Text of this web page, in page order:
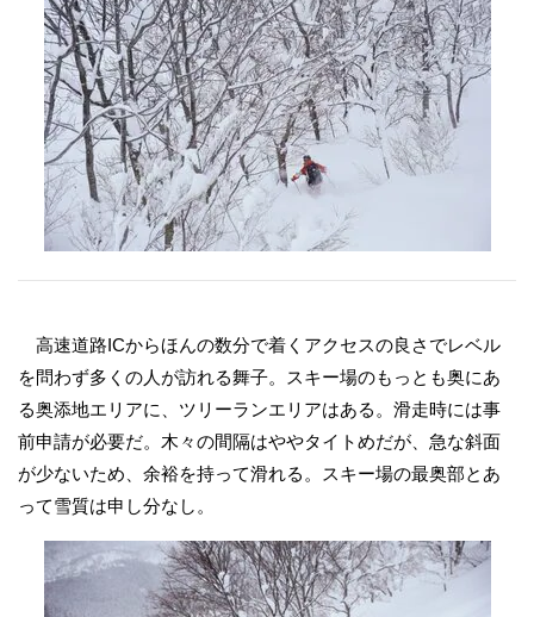
高速道路ICからほんの数分で着くアクセスの良さでレベル
を問わず多くの人が訪れる舞子。スキー場のもっとも奥にあ
る奥添地エリアに、ツリーランエリアはある。滑走時には事
前申請が必要だ。木々の間隔はややタイトめだが、急な斜面
が少ないため、余裕を持って滑れる。スキー場の最奥部とあ
って雪質は申し分なし。